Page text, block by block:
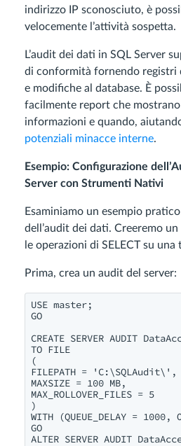
indirizzo IP sconosciuto, è
velocemente l’attività sospetta.
L’audit dei dati in SQL Server
di conformità fornendo registri
e modifiche al database. È
facilmente report che
informazioni e quando,
potenziali minacce interne.
Esempio: Configurazione
Server con Strumenti Nativi
Esaminiamo un esempio
dell’audit dei dati. Creeremo
le operazioni di SELECT su una
Prima, crea un audit del server:
USE master;
GO
CREATE SERVER AUDIT
TO FILE
(
FILEPATH = 'C:\SQLAudit\',
MAXSIZE = 100 MB,
MAX_ROLLOVER_FILES = 5
)
WITH (QUEUE_DELAY = 1000,
GO
ALTER SERVER AUDIT